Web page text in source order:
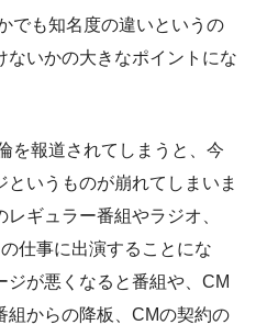
でも知名度の違いというの
ないかの大きなポイントにな
を報道されてしまうと、今
いうものが崩れてしまいま
ギュラー番組やラジオ、
仕事に出演することにな
ジが悪くなると番組や、CM
組からの降板、CMの契約の